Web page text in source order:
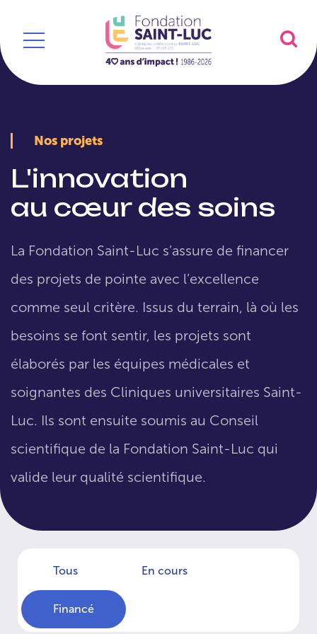
Nos projets
L'innovation
au cœur des soins
La Fondation Saint-Luc s’assure de financer
des projets de pointe avec l’excellence
comme seul critère. Issus du terrain, là où les
besoins se font sentir, les projets sont
élaborés par les équipes médicales et
soignantes des Cliniques universitaires Saint-
Luc. Ils sont ensuite soumis au Conseil
scientifique de la Fondation Saint-Luc qui
valide leur qualité scientifique.
Tous En cours
Financé